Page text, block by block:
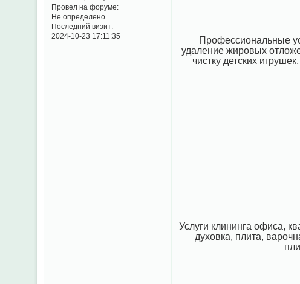
Провел на форуме:
Не определено
Последний визит:
2024-10-23 17:11:35
Профессиональные
удаление жировых
чистку детских
Услуги клининга офиса,
духовка, плита,